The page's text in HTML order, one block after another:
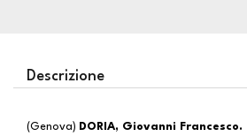
Descrizione
(Genova) DORIA, Giovanni Francesco.